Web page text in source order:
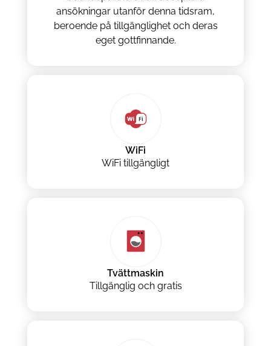
ansökningar utanför denna tidsram,
beroende på tillgänglighet och deras
eget gottfinnande.
WiFi
WiFi tillgängligt
Tvättmaskin
Tillgänglig och gratis